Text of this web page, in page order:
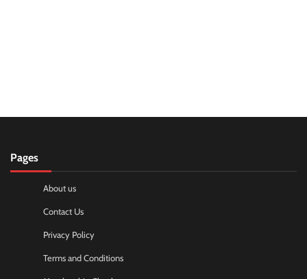
Pages
About us
Contact Us
Privacy Policy
Terms and Conditions